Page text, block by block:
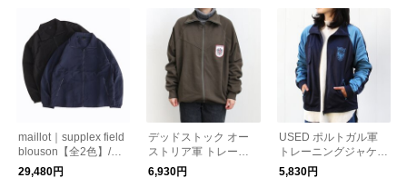
maillot｜supplex field
blouson【全2色】/ブ
ルゾン ジャケット
29,480円
デッドストック オー
ストリア軍 トレーニ
ングジャケット WHIT
Eパッチ/ミリタリー
6,930円
USED ポルトガル軍
トレーニングジャケッ
ト/ミリタリー トラッ
クジャケット
5,830円